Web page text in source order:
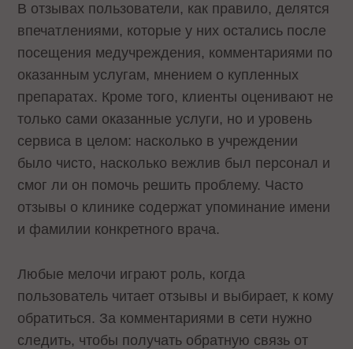
В отзывах пользователи, как правило, делятся
впечатлениями, которые у них остались после
посещения медучреждения, комментариями по
оказанным услугам, мнением о купленных
препаратах. Кроме того, клиенты оценивают не
только сами оказанные услуги, но и уровень
сервиса в целом: насколько в учреждении
было чисто, насколько вежлив был персонал и
смог ли он помочь решить проблему. Часто
отзывы о клинике содержат упоминание имени
и фамилии конкретного врача.
Любые мелочи играют роль, когда
пользователь читает отзывы и выбирает, к кому
обратиться. За комментариями в сети нужно
следить, чтобы получать обратную связь от